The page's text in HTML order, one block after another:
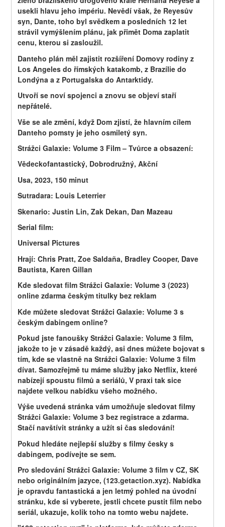
usekli hlavu jeho impériu. Nevědí však, že Reyesův
syn, Dante, toho byl svědkem a posledních 12 let
strávil vymýšlením plánu, jak přimět Doma zaplatit
cenu, kterou si zasloužil.
Danteho plán měl zajistit rozšíření Domovy rodiny z
Los Angeles do římských katakomb, z Brazílie do
Londýna a z Portugalska do Antarktidy.
Utvoří se noví spojenci a znovu se objeví staří
nepřátelé.
Vše se ale změní, když Dom zjistí, že hlavním cílem
Danteho pomsty je jeho osmiletý syn.
Strážci Galaxie: Volume 3 Film – Tvůrce a obsazení:
Vědeckofantastický, Dobrodružný, Akční
Usa, 2023, 150 minut
Sutradara: Louis Leterrier
Skenario: Justin Lin, Zak Dekan, Dan Mazeau
Serial film:
Universal Pictures
Hrají: Chris Pratt, Zoe Saldaña, Bradley Cooper, Dave
Bautista, Karen Gillan
Kde sledovat film Strážci Galaxie: Volume 3 (2023)
online zdarma českým titulky bez reklam
Kde můžete sledovat Strážci Galaxie: Volume 3 s
českým dabingem online?
Pokud jste fanoušky Strážci Galaxie: Volume 3 film,
jakože to je v zásadě každý, asi dnes můžete bojovat s
tím, kde se vlastně na Strážci Galaxie: Volume 3 film
dívat. Samozřejmě tu máme služby jako Netflix, které
nabízejí spoustu filmů a seriálů, V praxi tak sice
najdete velkou nabídku všeho možného.
Výše uvedená stránka vám umožňuje sledovat filmy
Strážci Galaxie: Volume 3 bez registrace a zdarma.
Stačí navštívit stránky a užít si čas sledování!
Pokud hledáte nejlepší služby s filmy česky s
dabingem, podívejte se sem.
Pro sledování Strážci Galaxie: Volume 3 film v CZ, SK
nebo originálním jazyce, (123.getaction.xyz). Nabídka
je opravdu fantastická a jen letmý pohled na úvodní
stránku, kde si vyberete, jestli chcete pustit film nebo
seriál, ukazuje, kolik toho na tomto webu najdete.